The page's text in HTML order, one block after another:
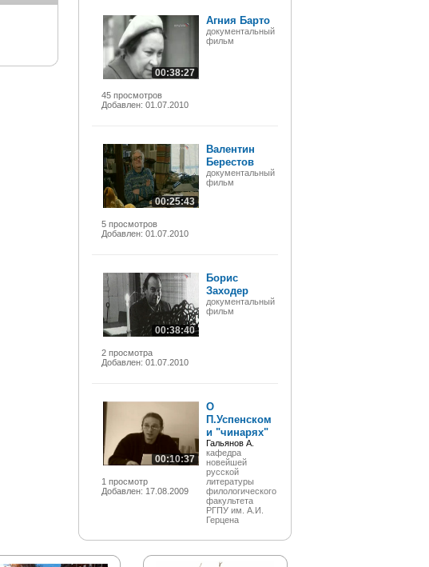
00:38:27
45 просмотров
Добавлен: 01.07.2010
Агния Барто
документальный
фильм
00:25:43
5 просмотров
Добавлен: 01.07.2010
Валентин
Берестов
документальный
фильм
00:38:40
2 просмотра
Добавлен: 01.07.2010
Борис
Заходер
документальный
фильм
00:10:37
1 просмотр
Добавлен: 17.08.2009
О
П.Успенском
и "чинарях"
Гальянов А.
кафедра
новейшей
русской
литературы
филологического
факультета
РГПУ им. А.И.
Герцена